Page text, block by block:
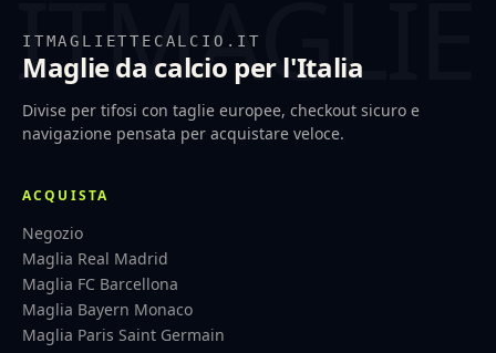
ITMAGLIETTECALCIO.IT
Maglie da calcio per l'Italia
Divise per tifosi con taglie europee, checkout sicuro e
navigazione pensata per acquistare veloce.
ACQUISTA
Negozio
Maglia Real Madrid
Maglia FC Barcellona
Maglia Bayern Monaco
Maglia Paris Saint Germain